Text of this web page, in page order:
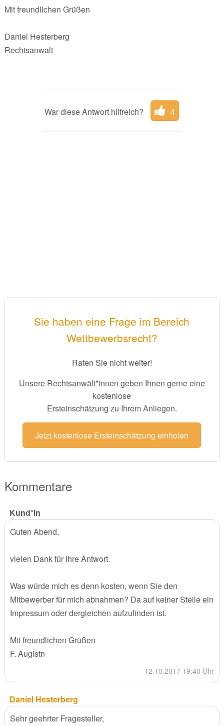
Mit freundlichen Grüßen
Daniel Hesterberg
Rechtsanwalt
War diese Antwort hilfreich? 4
Sie haben eine Frage im Bereich
Wettbewerbsrecht?
Raten Sie nicht weiter!
Unsere Rechtsanwält*innen geben Ihnen gerne eine
kostenlose
Ersteinschätzung zu Ihrem Anliegen.
Jetzt kostenlose Ersteinschätzung einholen
Kommentare
Kund*in
Guten Abend,
vielen Dank für Ihre Antwort.
Was würde mich es denn kosten, wenn Sie den
Mitbewerber für mich abnahmen? Da auf keiner Stelle ein
Impressum oder dergleichen aufzufinden ist.
Mit freundlichen Grüßen
F. Augistn
12.10.2017 19:40 Uhr
Daniel Hesterberg
Sehr geehrter Fragesteller,